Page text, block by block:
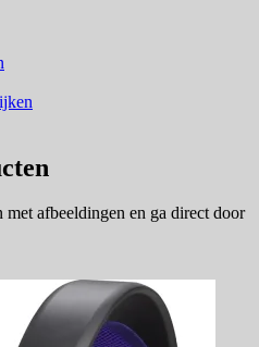
afbeeldingen en ga direct door